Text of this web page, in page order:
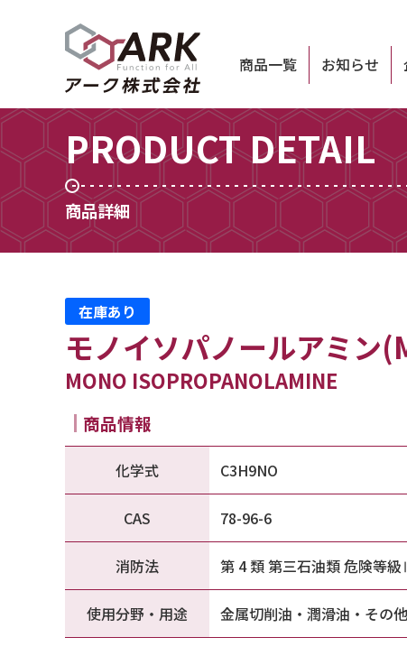
商品一覧 お知らせ
PRODUCT DETAIL
商品詳細
在庫あり
モノイソパノールアミン
MONO ISOPROPANOLAMINE
商品情報
化学式 C3H9NO
CAS 78-96-6
消防法 第 4 類 第三石油類 危険等
使用分野・用途 金属切削油・潤滑油・その